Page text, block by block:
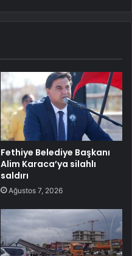
Fethiye Belediye Başkanı
Alim Karaca’ya silahlı
saldırı
Ağustos 7, 2026